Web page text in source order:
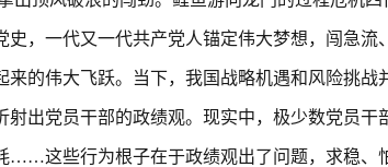
史，一代又一代共产党人锚定伟大梦想，闯急
来的伟大飞跃。当下，我国战略机遇和风险挑战
射出党员干部的政绩观。现实中，极少数党员
……这些行为根子在于政绩观出了问题，求稳、